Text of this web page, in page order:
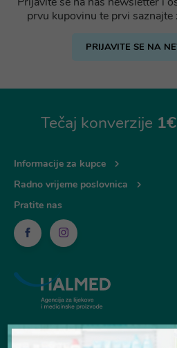
prvu kupovinu te prvi
PRIJAVITE SE NA
Tečaj konverzije
Informacije za kupce
Radno vrijeme poslovnica
Pratite nas